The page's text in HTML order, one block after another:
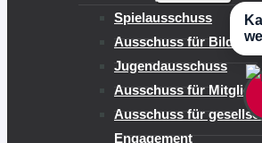
Spielausschuss
Ausschuss für Bildung
Jugendausschuss
Ausschuss für
Ausschuss für
Engagement